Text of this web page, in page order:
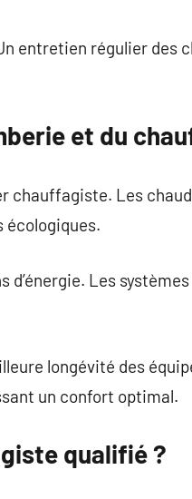
entretien régulier des
et du
chauffagiste. Les
écologiques.
Les
longévité des
un confort optimal.
qualifié ?